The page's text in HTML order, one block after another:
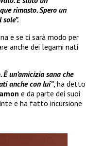
rimasto. Spero un
e se ci sarà modo per
anche dei legami nati
un’amicizia sana che
anche con lui”, ha detto
e da parte dei suoi
e ha fatto incursione